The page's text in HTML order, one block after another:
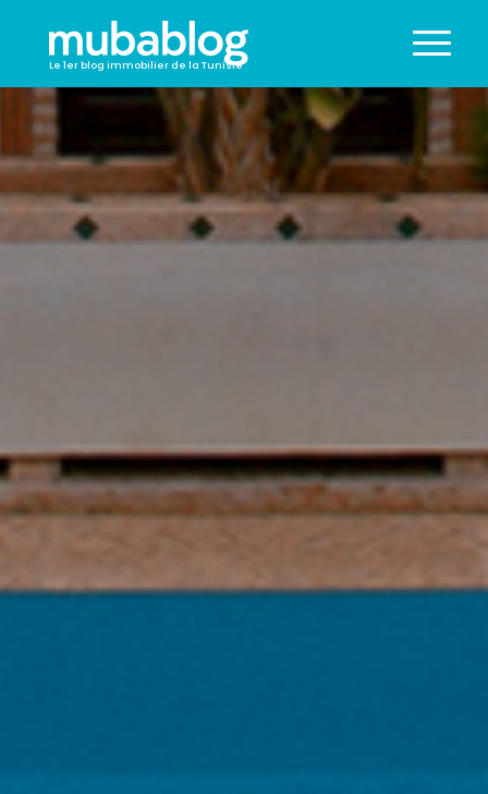
Le 1er blog immobilier de la Tunisie